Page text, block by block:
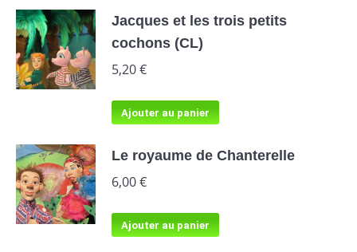
Jacques et les trois petits
cochons (CL)
5,20€
Ajouter au panier
Le royaume de Chanterelle
6,00€
Ajouter au panier